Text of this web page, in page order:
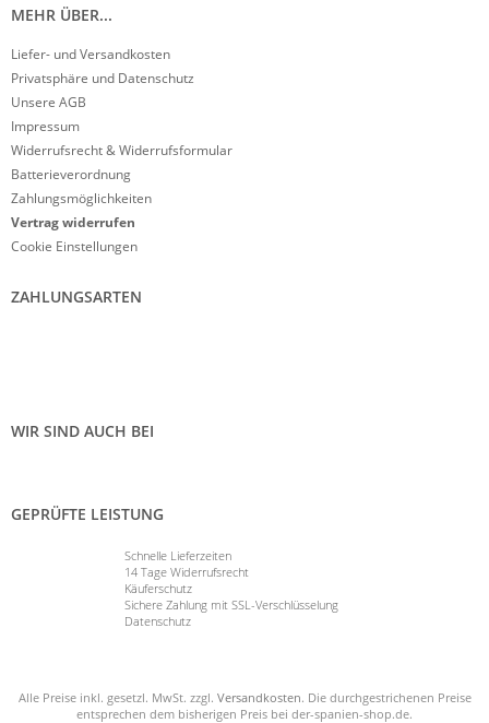
MEHR ÜBER...
Liefer- und Versandkosten
Privatsphäre und Datenschutz
Unsere AGB
Impressum
Widerrufsrecht & Widerrufsformular
Batterieverordnung
Zahlungsmöglichkeiten
Vertrag widerrufen
Cookie Einstellungen
ZAHLUNGSARTEN
WIR SIND AUCH BEI
GEPRÜFTE LEISTUNG
Schnelle Lieferzeiten
14 Tage Widerrufsrecht
Käuferschutz
Sichere Zahlung mit SSL-Verschlüsselung
Datenschutz
Alle Preise inkl. gesetzl. MwSt. zzgl. Versandkosten. Die durchgestrichenen Preise
entsprechen dem bisherigen Preis bei der-spanien-shop.de.